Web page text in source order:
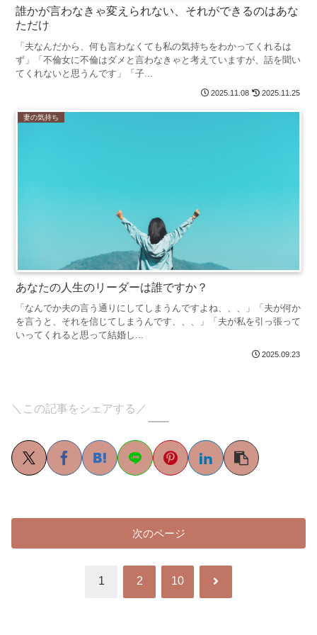
誰かが言わなきゃ変えられない、それができるのはあな
ただけ
「夫なんだから、何も言わなくても私の気持ちをわかってくれるは
ず」「不倫女に不倫はダメと言わなきゃと考えていますが、話を聞い
てくれないと思うんです」「子...
2025.11.08 2025.11.25
妻の気持ち
あなたの人生のリーダーは誰ですか？
「なんでか夫の言う通りにしてしまうんですよね、、、」「夫が何か
を言うと、それを信じてしまうんです、、、」「夫が私を引っ張って
いってくれると思って結婚し...
2025.09.23
＼この記事をシェアする／
次のページ
1 2 10 次